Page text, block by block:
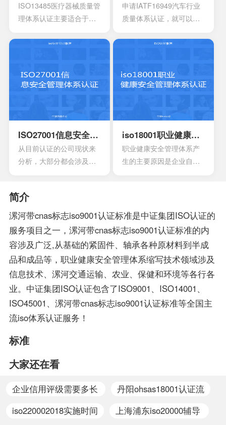
可以有效用来确定所选择
期要求来进行联合的控
规章制度，尽量要选择一
ISO13485医疗器械质量管
理体系认证主要适合于目
装以及相应的服务设计，
是组合使用，都必须要符
防，疾病的监护。损伤的
诊断，损伤的监护或者损
伤的治疗，同样也是解剖
生理过程的研究以及调
申请IATF16949汽车行业
质量体系认证，就可以有
能够有效帮助企业第一时
市场空间。当企业在市场
展效果，这也是不容错过
的。
ISO27001信息安全管理体系认证
从目前认证的公司现状来
分析，大部分都会涉及到
颁发信息安全管理体系
时，机构必须要获得国家
的认可，如此才具有审核
证书颁发证书的权利。
iso18001职业健康安全管理体系认证
职业健康安全管理体系产
生的主要原因是企业自身
理和经营模式提出了更高
的要求。企业必须采用现
代化的管理模式，使包括
安全生产管理在内的所有
生产经营活动科学化、规
范化和法制化。
简介
漯河带cnas标志iso9001认证标准是中证集团ISO认证的
服务项目之一，漯河带cnas标志iso9001认证标准的内
容涉及广泛,从基础的紧固件、轴承各种原材料到半成
品和成品等，职业健康安全管理体系缩写技术领域涉及
信息技术、漯河交通运输、农业、保健和环境等各行各
业。中证集团ISO认证包含了ISO9001、ISO14001、
ISO45001、漯河带cnas标志iso9001认证标准等全国主
流iso体系认证服务！
标准
大家还在看
企业信用评级需要多长
丹阳ohsas18001认证流
iso220002018实施时间
上海浦东iso20000辅导